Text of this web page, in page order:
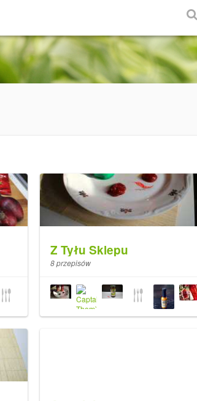
Z Tyłu Sklepu
8 przepisów